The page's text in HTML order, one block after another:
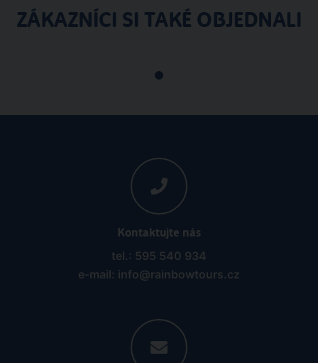
ZÁKAZNÍCI SI TAKÉ OBJEDNALI
Kontaktujte nás
tel.: 595 540 934
e-mail: info@rainbowtours.cz